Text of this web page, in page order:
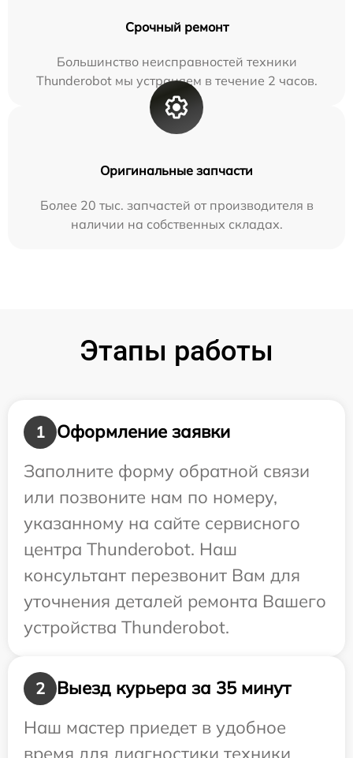
Срочный ремонт
Большинство неисправностей техники
Thunderobot мы устраняем в течение 2 часов.
Оригинальные запчасти
Более 20 тыс. запчастей от производителя в
наличии на собственных складах.
Этапы работы
1
Оформление заявки
Заполните форму обратной связи
или позвоните нам по номеру,
указанному на сайте сервисного
центра Thunderobot. Наш
консультант перезвонит Вам для
уточнения деталей ремонта Вашего
устройства Thunderobot.
2
Выезд курьера за 35 минут
Наш мастер приедет в удобное
время для диагностики техники